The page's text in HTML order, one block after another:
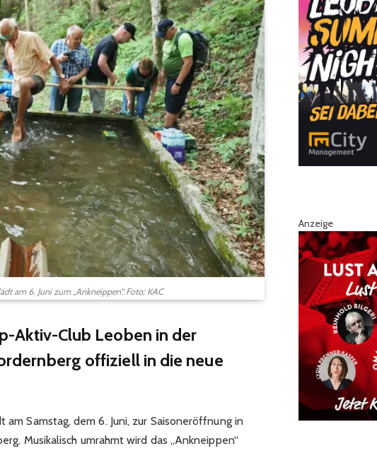
am 6. Juni zum „Ankneippen“. Foto: KAC
Aktiv-Club Leoben in der
offiziell in die neue
Samstag, dem 6. Juni, zur Saisoneröffnung in
Musikalisch umrahmt wird das „Ankneippen“
Anzeige